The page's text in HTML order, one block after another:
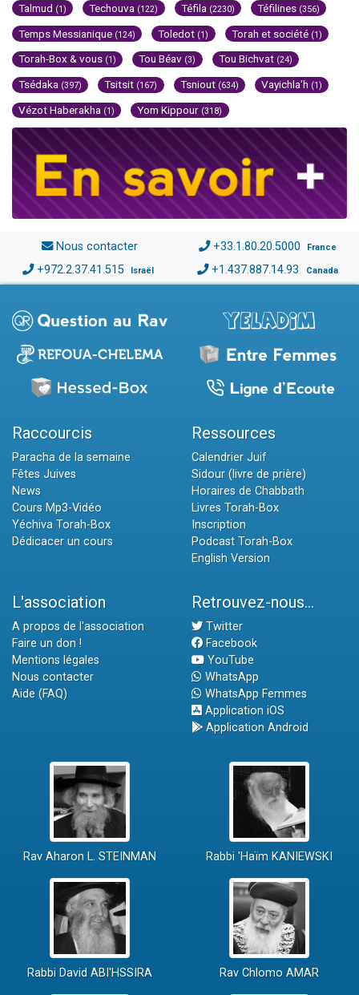
Talmud (1) Techouva (122) Téfila (2230) Téfilines (356)
Temps Messianique (124) Toledot (1) Torah et société (1)
Torah-Box & vous (1) Tou Béav (3) Tou Bichvat (24)
Tsédaka (397) Tsitsit (167) Tsniout (634) Vayichla'h (1)
Vézot Haberakha (1) Yom Kippour (318)
Nous contacter +33.1.80.20.5000 France
+972.2.37.41.515 Israël +1.437.887.14.93 Canada
Raccourcis
Paracha de la semaine
Fêtes Juives
News
Cours Mp3-Vidéo
Yéchiva Torah-Box
Dédicacer un cours
Ressources
Calendrier Juif
Sidour (livre de prière)
Horaires de Chabbath
Livres Torah-Box
Inscription
Podcast Torah-Box
English Version
L'association
A propos de l'association
Faire un don !
Mentions légales
Nous contacter
Aide (FAQ)
Retrouvez-nous...
Twitter
Facebook
YouTube
WhatsApp
WhatsApp Femmes
Application iOS
Application Android
Rav Aharon L. STEINMAN Rabbi 'Haïm KANIEWSKI
Rabbi David ABI'HSSIRA Rav Chlomo AMAR